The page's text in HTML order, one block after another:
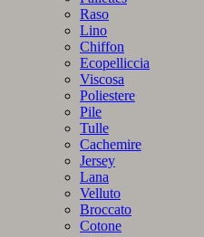
Raso
Lino
Chiffon
Ecopelliccia
Viscosa
Poliestere
Pile
Tulle
Cachemire
Jersey
Lana
Velluto
Broccato
Cotone